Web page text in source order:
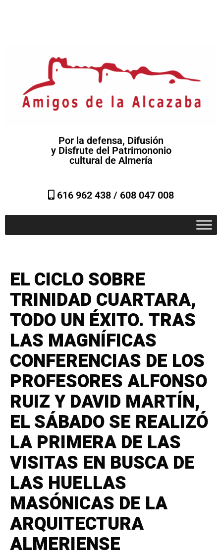
Por la defensa, Difusión
y Disfrute del Patrimononio
cultural de Almería
616 962 438 / 608 047 008
EL CICLO SOBRE
TRINIDAD CUARTARA,
TODO UN ÉXITO. TRAS
LAS MAGNÍFICAS
CONFERENCIAS DE LOS
PROFESORES ALFONSO
RUIZ Y DAVID MARTÍN,
EL SÁBADO SE REALIZÓ
LA PRIMERA DE LAS
VISITAS EN BUSCA DE
LAS HUELLAS
MASÓNICAS DE LA
ARQUITECTURA
ALMERIENSE